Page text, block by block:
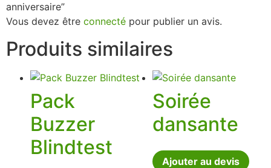
anniversaire”
Vous devez être connecté pour publier un avis.
Produits similaires
Pack
Buzzer
Blindtest
Soirée
dansante
Ajouter au devis